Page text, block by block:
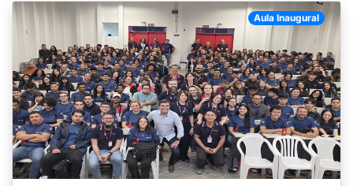
Aula Inaugural